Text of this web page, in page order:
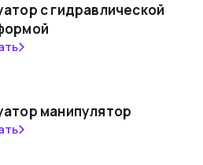
с гидравлической
манипулятор